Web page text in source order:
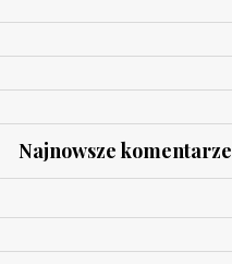
Najnowsze komentarze